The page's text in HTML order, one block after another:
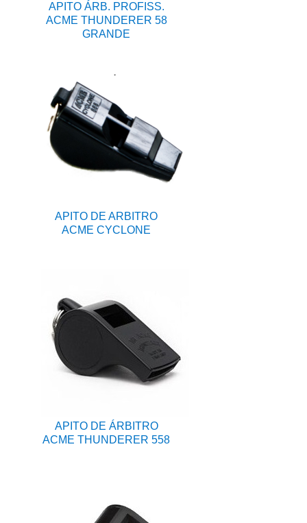
APITO ÁRB. PROFISS.
ACME THUNDERER 58
GRANDE
APITO DE ARBITRO
ACME CYCLONE
APITO DE ÁRBITRO
ACME THUNDERER 558